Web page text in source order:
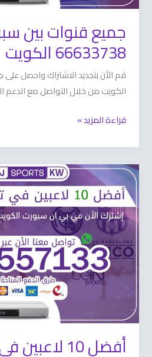
جميع قنوات بين
66633738 الكويت
قم الأن بتجديد الاشتراك واحصل على
الكويت من خلال التواصل مع الدعم الفني
قراءة المزيد »
أفضل 10 لاعبين
أفضل
لاعبين
في
كرة
القدم